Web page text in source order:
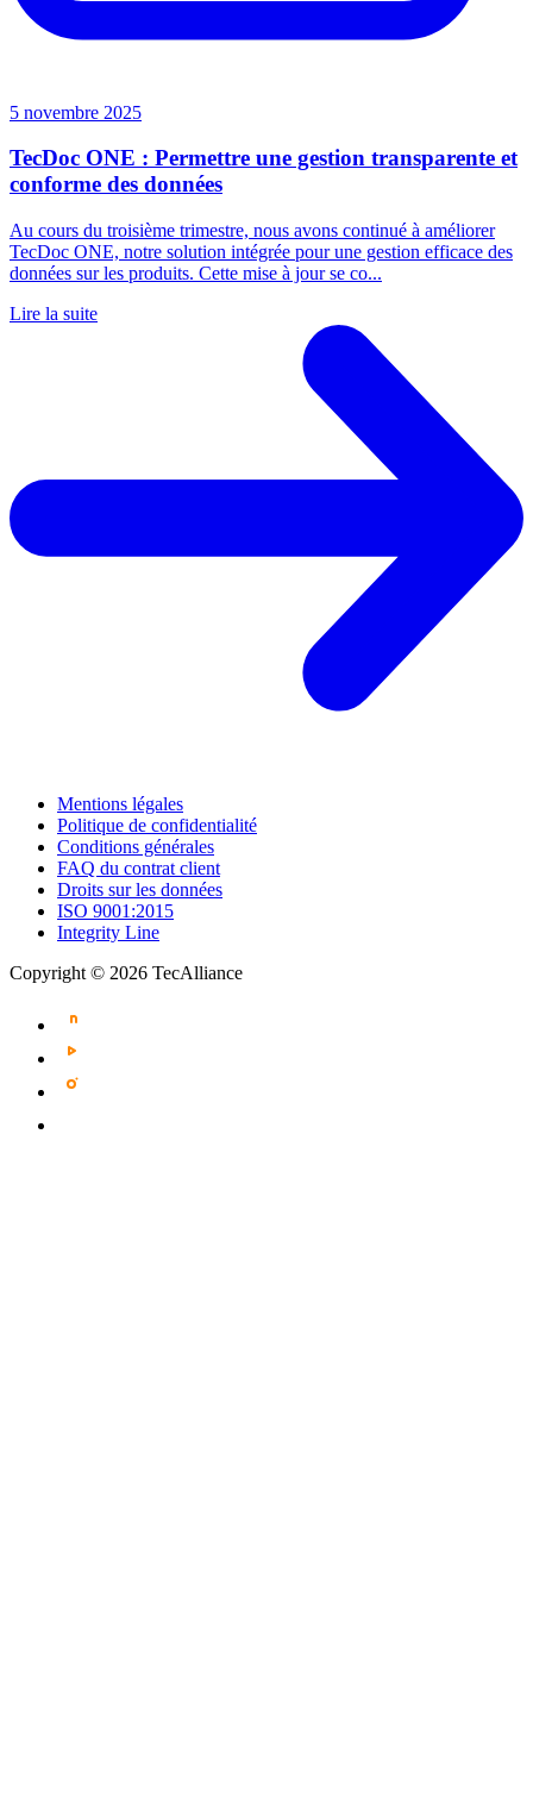
5 novembre 2025
TecDoc ONE : Permettre une gestion transparente et
conforme des données
Au cours du troisième trimestre, nous avons continué à améliorer
TecDoc ONE, notre solution intégrée pour une gestion efficace des
données sur les produits. Cette mise à jour se co...
Lire la suite
Mentions légales
Politique de confidentialité
Conditions générales
FAQ du contrat client
Droits sur les données
ISO 9001:2015
Integrity Line
Copyright © 2026 TecAlliance